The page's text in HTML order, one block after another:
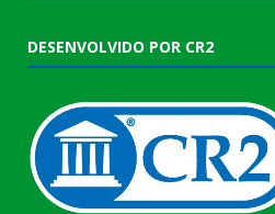
DESENVOLVIDO POR CR2